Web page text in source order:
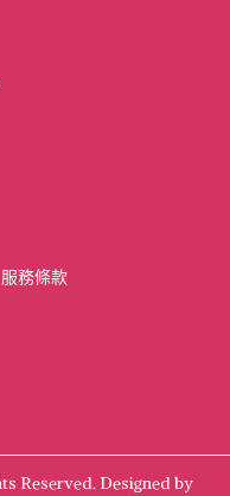
服務條款
Reserved. Designed by